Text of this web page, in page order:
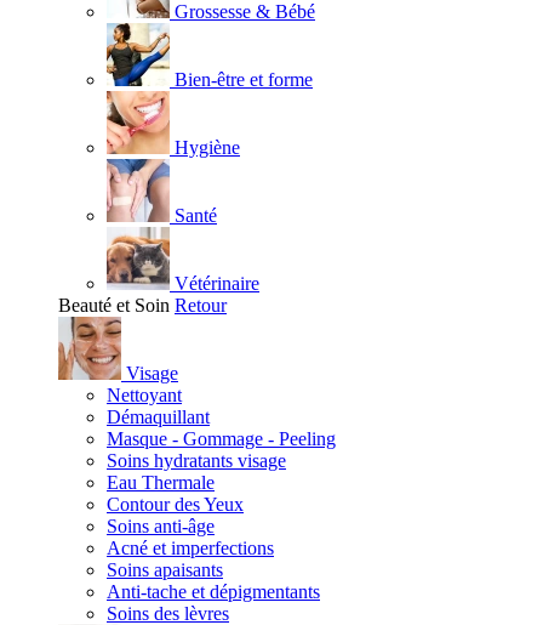
Grossesse & Bébé
Bien-être et forme
Hygiène
Santé
Vétérinaire
Beauté et Soin Retour
Visage
Nettoyant
Démaquillant
Masque - Gommage - Peeling
Soins hydratants visage
Eau Thermale
Contour des Yeux
Soins anti-âge
Acné et imperfections
Soins apaisants
Anti-tache et dépigmentants
Soins des lèvres